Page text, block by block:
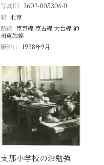
写真ID 3602-005306-0
駅 北京
路線 京包線 京古線 大台線 通
州東站線
撮影日
1938年9月
支那小学校のお勉強